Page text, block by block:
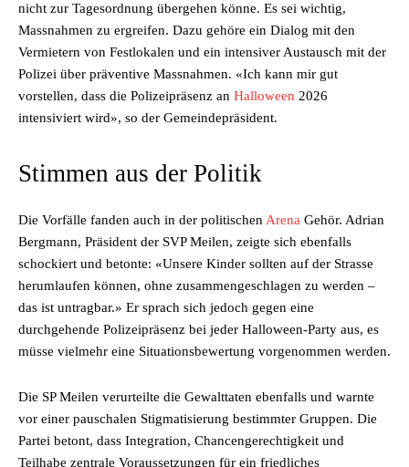
nicht zur Tagesordnung übergehen könne. Es sei wichtig,
Massnahmen zu ergreifen. Dazu gehöre ein Dialog mit den
Vermietern von Festlokalen und ein intensiver Austausch mit der
Polizei über präventive Massnahmen. «Ich kann mir gut
vorstellen, dass die Polizeipräsenz an Halloween 2026
intensiviert wird», so der Gemeindepräsident.
Stimmen aus der Politik
Die Vorfälle fanden auch in der politischen Arena Gehör. Adrian
Bergmann, Präsident der SVP Meilen, zeigte sich ebenfalls
schockiert und betonte: «Unsere Kinder sollten auf der Strasse
herumlaufen können, ohne zusammengeschlagen zu werden –
das ist untragbar.» Er sprach sich jedoch gegen eine
durchgehende Polizeipräsenz bei jeder Halloween-Party aus, es
müsse vielmehr eine Situationsbewertung vorgenommen werden.
Die SP Meilen verurteilte die Gewalttaten ebenfalls und warnte
vor einer pauschalen Stigmatisierung bestimmter Gruppen. Die
Partei betont, dass Integration, Chancengerechtigkeit und
Teilhabe zentrale Voraussetzungen für ein friedliches